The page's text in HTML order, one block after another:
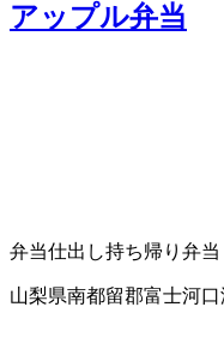
アップル弁当
弁当仕出し持ち帰り弁当
山梨県南都留郡富士河